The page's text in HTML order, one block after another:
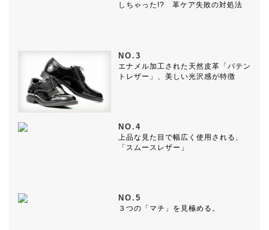
しちゃった!? 革ケア失敗の対処法
NO.3
エナメル加工された天然皮革「パテン
トレザー」、美しい光沢感が特徴
NO.4
上品な見た目で幅広く使用される、
「スムースレザー」
NO.5
３つの「マチ」を見極める。